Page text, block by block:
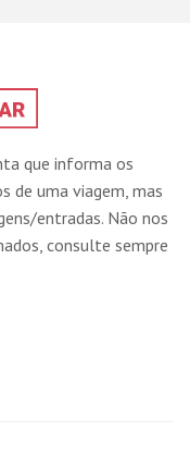
que informa os
de uma viagem, mas
entradas. Não nos
consulte sempre